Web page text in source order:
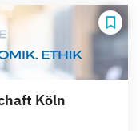
Köln